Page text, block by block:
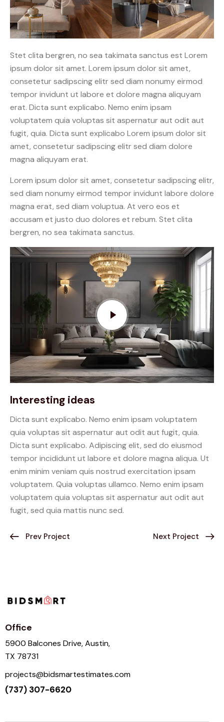
Stet clita bergren, no sea takimata sanctus est Lorem
ipsum dolor sit amet. Lorem ipsum dolor sit amet,
consetetur sadipscing elitr sed diam nonumy eirmod
tempor invidunt ut labore et dolore magna aliquyam
erat. Dicta sunt explicabo. Nemo enim ipsam
voluptatem quia voluptas sit aspernatur aut odit aut
fugit, quia. Dicta sunt explicabo Lorem ipsum dolor sit
amet, consetetur sadipscing elitr sed diam dolore
magna aliquyam erat.
Lorem ipsum dolor sit amet, consetetur sadipscing elitr,
sed diam nonumy eirmod tempor invidunt labore dolore
magna erat, sed diam voluptua. At vero eos et
accusam et justo duo dolores et rebum. Stet clita
bergren, no sea takimata sanctus.
Interesting ideas
Dicta sunt explicabo. Nemo enim ipsam voluptatem
quia voluptas sit aspernatur aut odit aut fugit, quia.
Dicta sunt explicabo. Adipiscing elit, sed do eiusmod
tempor incididunt ut labore et dolore magna aliqua. Ut
enim minim veniam quis nostrud exercitation ipsam
voluptatem. Quia voluptas ullamco. Nemo enim ipsam
voluptatem quia voluptas sit aspernatur aut odit aut
fugit, sed quia mattis nunc sed.
Prev Project Next Project
Office
5900 Balcones Drive, Austin,
TX 78731
projects@bidsmartestimates.com
(737) 307-6620